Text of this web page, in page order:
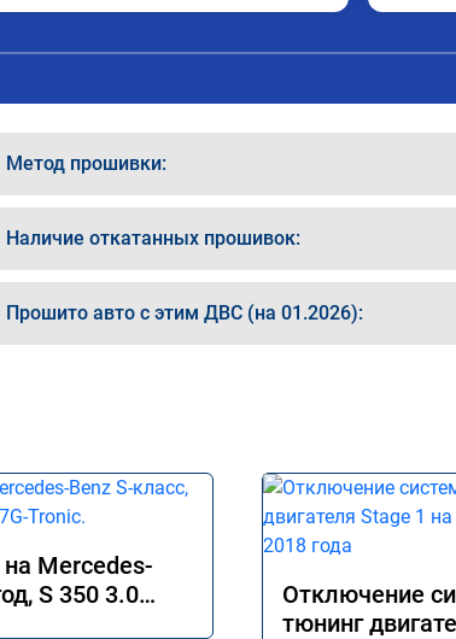
Метод прошивки:
Наличие откатанных прошивок:
Прошито авто с этим ДВС (на 01.2026):
Mercedes-
S 350 3.0
Отключение
тюнинг